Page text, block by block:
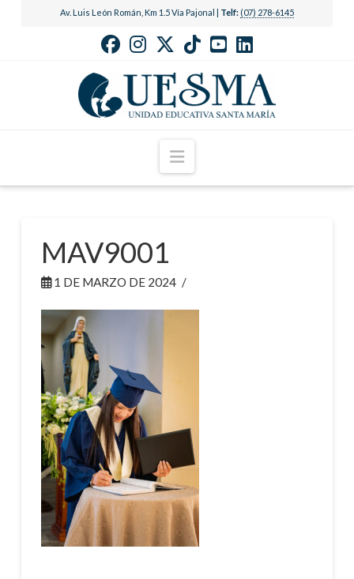
Av. Luis León Román, Km 1.5 Vía Pajonal | Telf: (07) 278-6145
Navigation
MAV9001
1 DE MARZO DE 2024